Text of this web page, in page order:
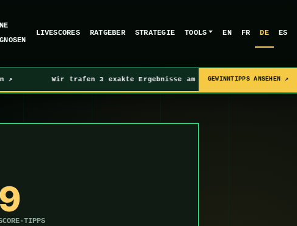
LIVESCORES RATGEBER STRATEGIE TOOLS EN FR DE ES
Wir trafen 3 exakte Ergebnisse am Freitag, 7. August 2026.
GEWINNTIPPS ANSEHEN ↗
9
TIPPS